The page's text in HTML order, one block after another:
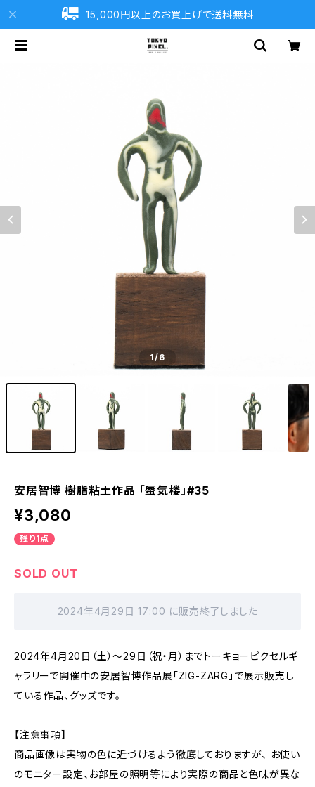
15,000円以上のお買上げで送料無料
1/6
安居智博 樹脂粘土作品 「蜃気楼」#35
¥3,080
残り1点
SOLD OUT
2024年4月29日 17:00 に販売終了しました
2024年4月20日（土）〜29日（祝・月）までトーキョーピクセルギ
ャラリーで開催中の安居智博作品展「ZIG-ZARG」で展示販売し
ている作品、グッズです。
【注意事項】
商品画像は実物の色に近づけるよう徹底しておりますが、 お使い
のモニター設定、お部屋の照明等により実際の商品と色味が異な